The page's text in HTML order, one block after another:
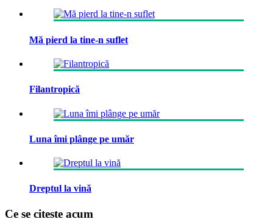
Mă pierd la tine-n suflet
Filantropică
Luna îmi plânge pe umăr
Dreptul la vină
Ce se citeste acum